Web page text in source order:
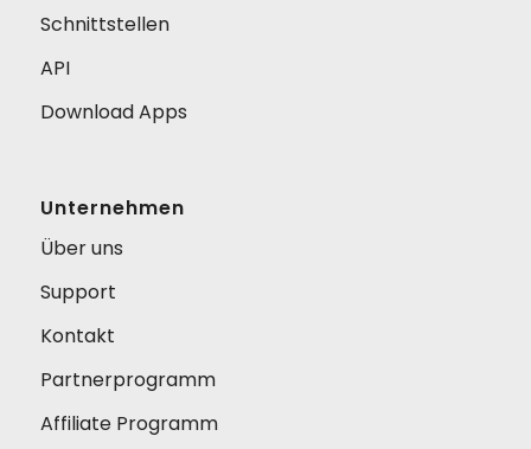
Schnittstellen
API
Download Apps
Unternehmen
Über uns
Support
Kontakt
Partnerprogramm
Affiliate Programm